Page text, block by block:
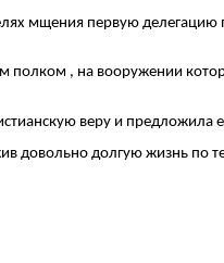
мщения первую
полком , на вооружении
веру и предложила
довольно долгую жизнь по